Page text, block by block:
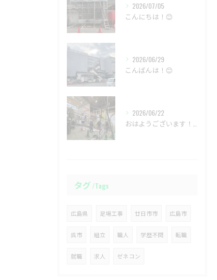
2026/07/05
こんにちは！😊
2026/06/29
こんばんは！😊
2026/06/22
タグ Tags
広島県 足場工事 廿日市市 広島市
呉市 組立 職人 学歴不問 転職
就職 求人 ゼネコン